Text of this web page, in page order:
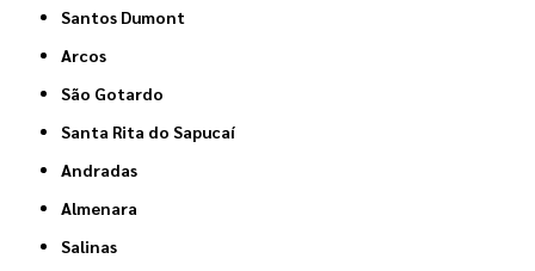
Santos Dumont
Arcos
São Gotardo
Santa Rita do Sapucaí
Andradas
Almenara
Salinas